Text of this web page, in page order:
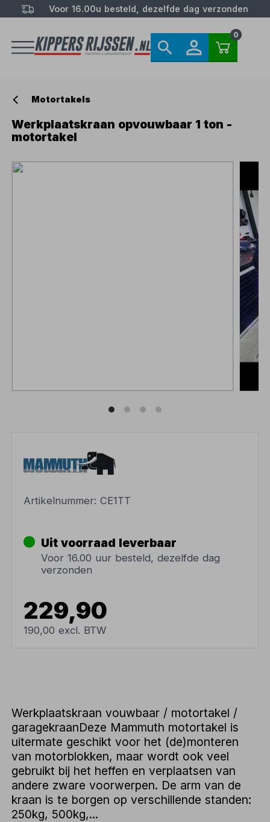
Voor 16.00u besteld, dezelfde dag verzonden
0
Motortakels
Werkplaatskraan opvouwbaar 1 ton -
motortakel
Artikelnummer:CE1TT
Uit voorraad leverbaar
Voor 16.00 uur besteld, dezelfde dag
verzonden
229,90
190,00 excl. BTW
Werkplaatskraan vouwbaar / motortakel /
garagekraanDeze Mammuth motortakel is
uitermate geschikt voor het (de)monteren
van motorblokken, maar wordt ook veel
gebruikt bij het heffen en verplaatsen van
andere zware voorwerpen. De arm van de
kraan is te borgen op verschillende standen:
250kg, 500kg,...